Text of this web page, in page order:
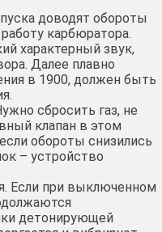
доводят обороты
карбюратора.
характерный звук,
Далее плавно
в 1900, должен быть
сбросить газ, не
клапан в этом
обороты снизились
– устройство
Если при выключенном
детонирующей